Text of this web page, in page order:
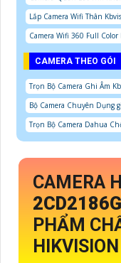
Lắp Camera Wifi Thân
Camera Wifi 360 Full Color
CAMERA THEO GÓI
Trọn Bộ Camera Ghi Âm
Bộ Camera Chuyên Dụng
Trọn Bộ Camera Dahua
CAMERA
PHẨM
HIKVISION